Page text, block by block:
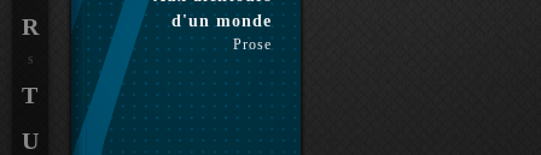
d'un monde
Prose
R
S
T
U